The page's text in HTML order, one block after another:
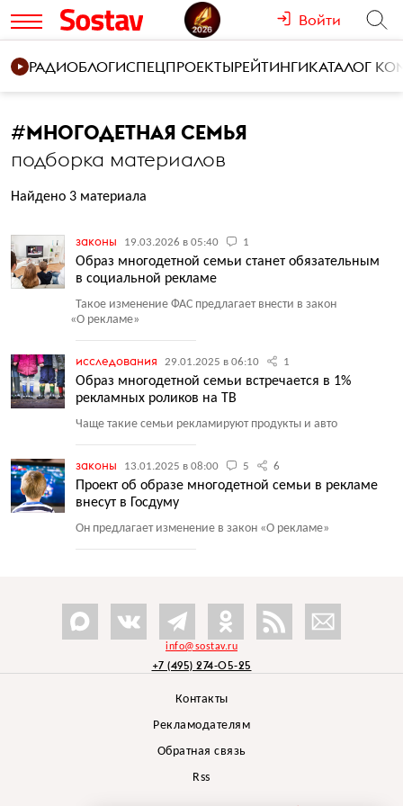
Войти
РАДИОБЛОГИСПЕЦПРОЕКТЫРЕЙТИНГИКАТАЛОГ
#МНОГОДЕТНАЯ СЕМЬЯ
подборка материалов
Найдено 3 материала
законы 19.03.2026 в 05:40 1
Образ многодетной семьи станет обязательным
в социальной рекламе
Такое изменение ФАС предлагает внести в закон
«О рекламе»
исследования 29.01.2025 в 06:10 1
Образ многодетной семьи встречается в 1%
рекламных роликов на ТВ
Чаще такие семьи рекламируют продукты и авто
законы 13.01.2025 в 08:00 5 6
Проект об образе многодетной семьи в рекламе
внесут в Госдуму
Он предлагает изменение в закон «О рекламе»
info@sostav.ru
+7 (495) 274-05-25
Контакты
Рекламодателям
Обратная связь
Rss